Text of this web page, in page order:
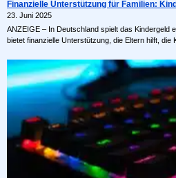
Finanzielle Unterstützung für Familien:
23. Juni 2025
ANZEIGE – In Deutschland spielt das Kindergeld
bietet finanzielle Unterstützung, die Eltern hilft, die